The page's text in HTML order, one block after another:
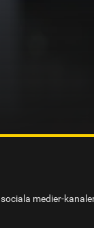
medier-